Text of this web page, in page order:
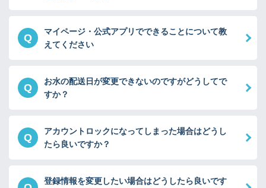
Q
マイページ・公式アプリでできることについて教
えてください
Q
お水の配送日が変更できないのですがどうしてで
すか？
Q
アカウントロックになってしまった場合はどうし
たら良いですか？
登録情報を変更したい場合はどうしたら良いです